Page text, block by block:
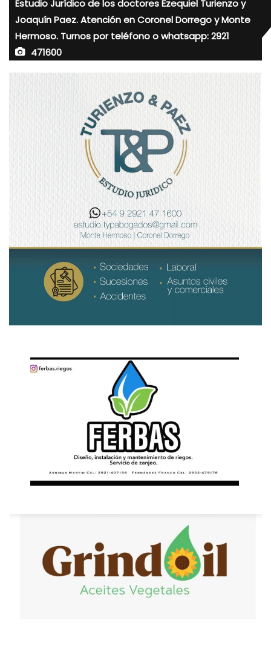
Estudio Jurídico de los doctores Ezequiel Turienzo y
Joaquín Paez. Atención en Coronel Dorrego y Monte
Hermoso. Turnos por teléfono o whatsapp: 2921
471600